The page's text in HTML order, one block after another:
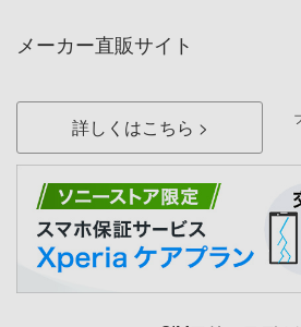
メーカー直販サイト
詳しくはこちら